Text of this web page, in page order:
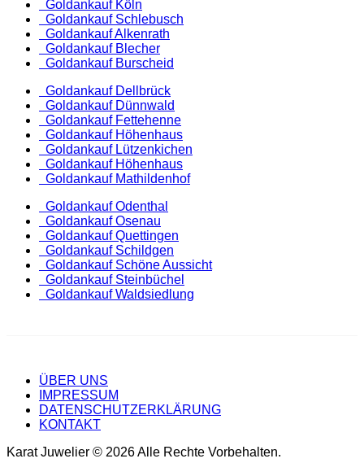
Goldankauf Köln
Goldankauf Schlebusch
Goldankauf Alkenrath
Goldankauf Blecher
Goldankauf Burscheid
Goldankauf Dellbrück
Goldankauf Dünnwald
Goldankauf Fettehenne
Goldankauf Höhenhaus
Goldankauf Lützenkichen
Goldankauf Höhenhaus
Goldankauf Mathildenhof
Goldankauf Odenthal
Goldankauf Osenau
Goldankauf Quettingen
Goldankauf Schildgen
Goldankauf Schöne Aussicht
Goldankauf Steinbüchel
Goldankauf Waldsiedlung
ÜBER UNS
IMPRESSUM
DATENSCHUTZERKLÄRUNG
KONTAKT
Karat Juwelier © 2026 Alle Rechte Vorbehalten.